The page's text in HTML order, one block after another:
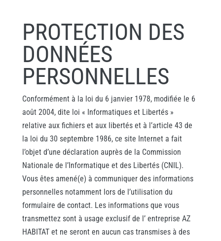
PROTECTION DES
DONNÉES
PERSONNELLES
Conformément à la loi du 6 janvier 1978, modifiée le 6
août 2004, dite loi « Informatiques et Libertés »
relative aux fichiers et aux libertés et à l’article 43 de
la loi du 30 septembre 1986, ce site Internet a fait
l’objet d’une déclaration auprès de la Commission
Nationale de l’Informatique et des Libertés (CNIL).
Vous êtes amené(e) à communiquer des informations
personnelles notamment lors de l’utilisation du
formulaire de contact. Les informations que vous
transmettez sont à usage exclusif de l’ entreprise AZ
HABITAT et ne seront en aucun cas transmises à des